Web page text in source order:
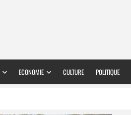
ECONOMIE CULTURE POLITIQUE